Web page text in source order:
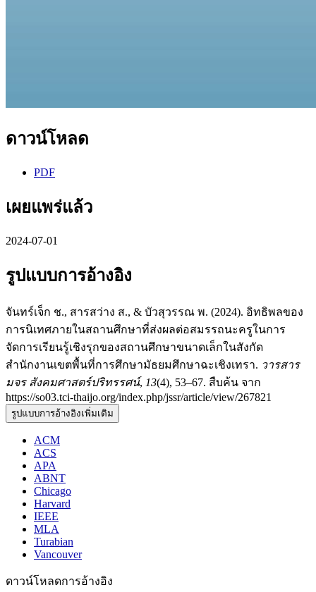
ดาวน์โหลด
PDF
เผยแพร่แล้ว
2024-07-01
รูปแบบการอ้างอิง
จันทร์เจ็ก ช., สารสว่าง ส., & บัวสุวรรณ พ. (2024). อิทธิพลของ
การนิเทศภายในสถานศึกษาที่ส่งผลต่อสมรรถนะครูในการ
จัดการเรียนรู้เชิงรุกของสถานศึกษาขนาดเล็กในสังกัด
สำนักงานเขตพื้นที่การศึกษามัธยมศึกษาฉะเชิงเทรา. วารสาร
มจร สังคมศาสตร์ปริทรรศน์, 13(4), 53–67. สืบค้น จาก
https://so03.tci-thaijo.org/index.php/jssr/article/view/267821
รูปแบบการอ้างอิงเพิ่มเติม
ACM
ACS
APA
ABNT
Chicago
Harvard
IEEE
MLA
Turabian
Vancouver
ดาวน์โหลดการอ้างอิง